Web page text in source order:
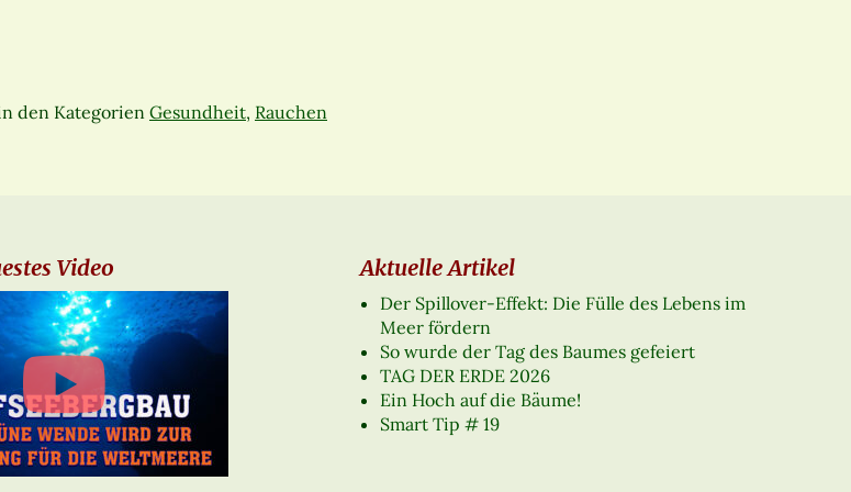
den Kategorien Gesundheit, Rauchen
Video Aktuelle Artikel
Der Spillover-Effekt: Die Fülle des Lebens im
Meer fördern
So wurde der Tag des Baumes gefeiert
TAG DER ERDE 2026
Ein Hoch auf die Bäume!
Smart Tip # 19